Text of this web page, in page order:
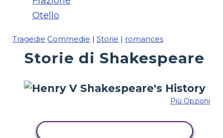
Otello
Tragedie Commedie | Storie | romances
Storie di Shakespeare
Più Opzioni